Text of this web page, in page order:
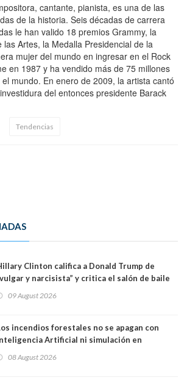
cantante, pianista, es una de las
de la historia. Seis décadas de carrera
le han valido 18 premios Grammy, la
las Artes, la Medalla Presidencial de la
mujer del mundo en ingresar en el Rock
en 1987 y ha vendido más de 75 millones
mundo. En enero de 2009, la artista cantó
del entonces presidente Barack
Tendencias
Clinton califica a Donald Trump de
y narcisista” y critica el salón de baile
casa. Y la está destruyendo”
09 August 2026
incendios forestales no se apagan con
Artificial ni simulación en
Magister en Asentamientos Humanos PUC
08 August 2026